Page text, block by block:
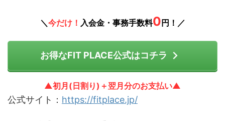
＼今だけ！ 入会金・事務手数料0円！／
お得なFIT PLACE公式はコチラ
▲初月(日割り)＋翌月分のお支払い▲
公式サイト： https://fitplace.jp/